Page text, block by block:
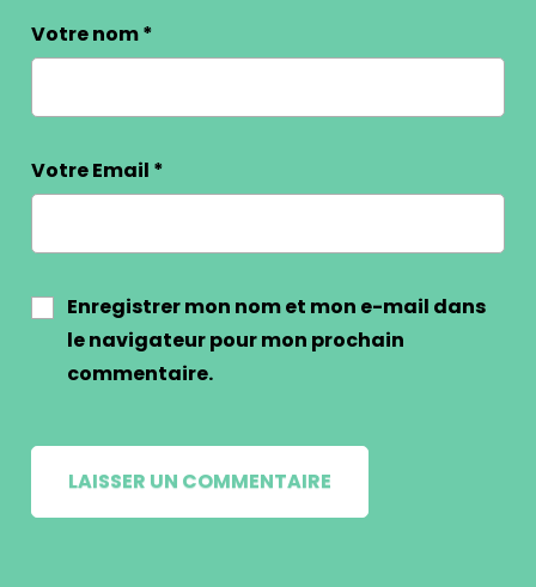
Votre nom*
Votre Email *
Enregistrer mon nom et mon e-mail dans
le navigateur pour mon prochain
commentaire.